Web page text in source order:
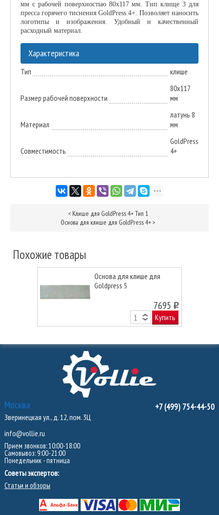
мм с рабочей поверхностью 80х117 мм. Тип клище 3 для
пресса горячего тиснения GoldPress 4+. Позволяет наносить
логотипы и изображения. Удобный и качественный
расходный материал.
Характеристика
Тип клише
Размер рабочей поверхности
80х117
мм
Материал
латунь 8
мм
Совместимость
GoldPress
4+
< Клише для GoldPress 4+ Тип 1
Основа для клише для GoldPress 4+>
Похожие товары
Основа для клише для
Goldpress 5
7695 o
Купить
Москва
Зверинецкая ул., д. 12, пом. 3Ц
info@vollie.ru
Прием звонков: 10:00-18:00
Самовывоз: 9:00-21:00
Понедельник - пятница
Советы экспертов:
Статьи и обзоры
+7 (499) 754-44-50